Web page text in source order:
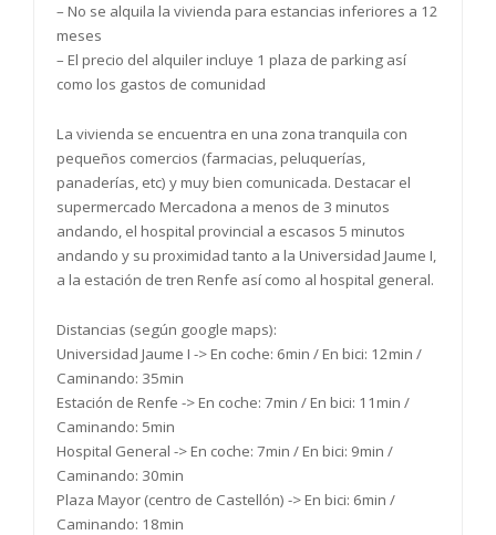
– No se alquila la vivienda para estancias inferiores a 12
meses
– El precio del alquiler incluye 1 plaza de parking así
como los gastos de comunidad
La vivienda se encuentra en una zona tranquila con
pequeños comercios (farmacias, peluquerías,
panaderías, etc) y muy bien comunicada. Destacar el
supermercado Mercadona a menos de 3 minutos
andando, el hospital provincial a escasos 5 minutos
andando y su proximidad tanto a la Universidad Jaume I,
a la estación de tren Renfe así como al hospital general.
Distancias (según google maps):
Universidad Jaume I -> En coche: 6min / En bici: 12min /
Caminando: 35min
Estación de Renfe -> En coche: 7min / En bici: 11min /
Caminando: 5min
Hospital General -> En coche: 7min / En bici: 9min /
Caminando: 30min
Plaza Mayor (centro de Castellón) -> En bici: 6min /
Caminando: 18min